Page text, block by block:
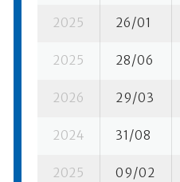
2025 26/01
2025 28/06
2026 29/03
2024 31/08
2025 09/02